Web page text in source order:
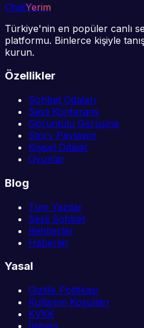
ChatYerim
Türkiye'nin en popüler canlı
platformu. Binlerce kişiyle
kurun.
Özellikler
Sohbet Odaları
Sesli Konferans
Görüntülü Görüşme
Story Paylaşım
Kişisel Odalar
Oyunlar
Blog
Tüm Yazılar
Sesli Sohbet
Rehberler
Haberler
Yasal
Gizlilik Politikası
Kullanım Koşulları
KVKK
İletişim